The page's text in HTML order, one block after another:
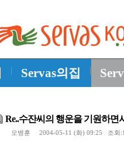
| Servas의집 |
Re..수잔씨의 행운을 기원하면
오병훈 2004-05-11 (화) 09:25 조회